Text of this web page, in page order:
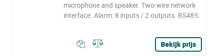
microphone and speaker. Two-wire network
interface. Alarm: 8 inputs / 2 outputs. RS485.
Bekijk prijs